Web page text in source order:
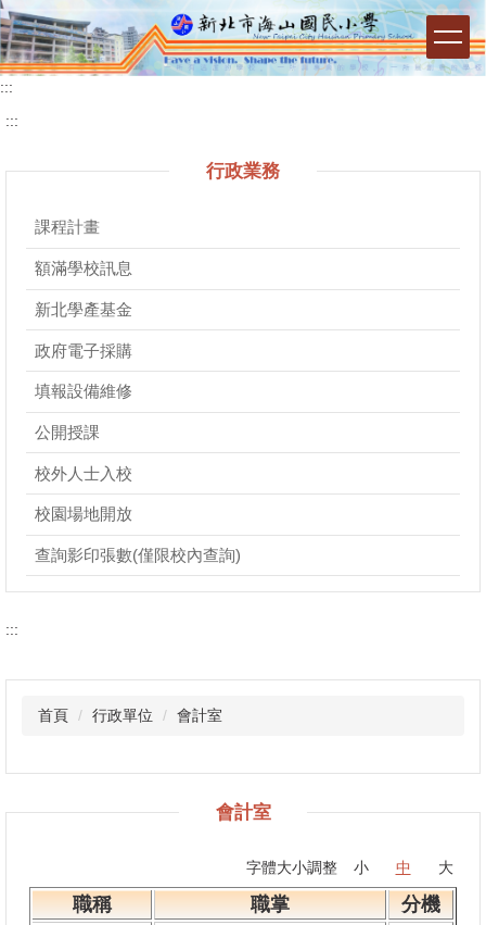
跳
到
主
要
容
塊
:::
:::
行政業務
課程計畫
額滿學校訊息
新北學產基金
政府電子採購
填報設備維修
公開授課
校外人士入校
校園場地開放
查詢影印張數(僅限校內查詢)
:::
首頁 行政單位 會計室
會計室
字體大小調整 小 中 大
職稱 職掌 分機